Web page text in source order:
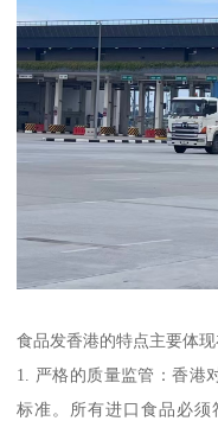
食品发香港的特点主要体现
1. 严格的质量监管：香港
标准。所有进口食品必